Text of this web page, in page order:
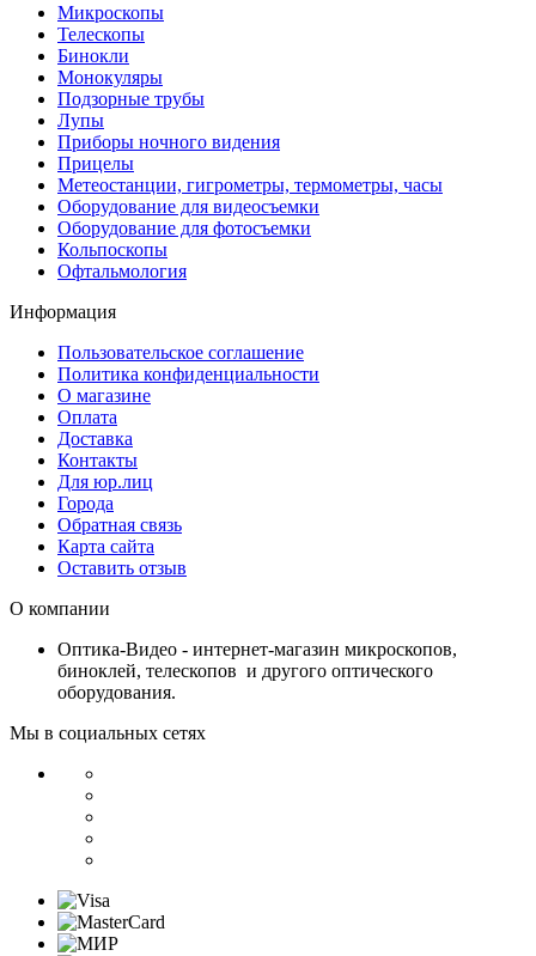
Микроскопы
Телескопы
Бинокли
Монокуляры
Подзорные трубы
Лупы
Приборы ночного видения
Прицелы
Метеостанции, гигрометры, термометры, часы
Оборудование для видеосъемки
Оборудование для фотосъемки
Кольпоскопы
Офтальмология
Информация
Пользовательское соглашение
Политика конфиденциальности
О магазине
Оплата
Доставка
Контакты
Для юр.лиц
Города
Обратная связь
Карта сайта
Оставить отзыв
О компании
Оптика-Видео - интернет-магазин микроскопов,
биноклей, телескопов и другого оптического
оборудования.
Мы в социальных сетях